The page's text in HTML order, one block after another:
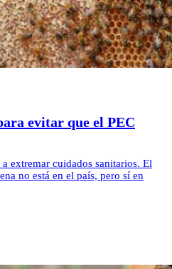
evitar que el PEC
extremar cuidados sanitarios. El
no está en el país, pero sí en